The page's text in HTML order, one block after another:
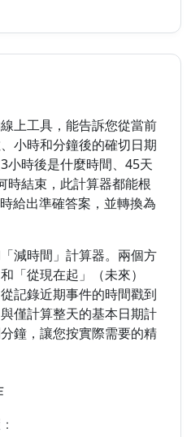
上工具，能告訴您從當前
小時和分鐘後的確切日期
小時後是什麼時間、45天
時結束，此計算器都能根
給出準確答案，並轉換為
減時間」計算器。兩個方
從現在起」（未來）
記錄近期事件的時間戳到
僅計算整天的基本日期計
鐘，讓您按實際需要的精